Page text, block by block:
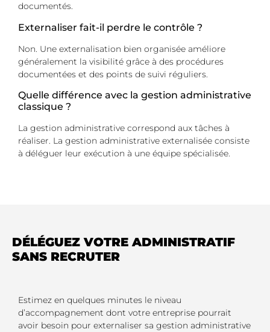
documentés.
Externaliser fait-il perdre le contrôle ?
Non. Une externalisation bien organisée améliore
généralement la visibilité grâce à des procédures
documentées et des points de suivi réguliers.
Quelle différence avec la gestion administrative
classique ?
La gestion administrative correspond aux tâches à
réaliser. La gestion administrative externalisée consiste
à déléguer leur exécution à une équipe spécialisée.
DÉLÉGUEZ VOTRE ADMINISTRATIF
SANS RECRUTER
Estimez en quelques minutes le niveau
d’accompagnement dont votre entreprise pourrait
avoir besoin pour externaliser sa gestion administrative